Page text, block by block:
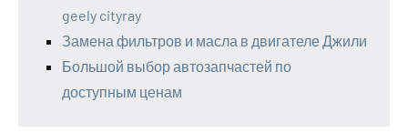
geely cityray
Замена фильтров и масла в двигателе Джили
Большой выбор автозапчастей по
доступным ценам